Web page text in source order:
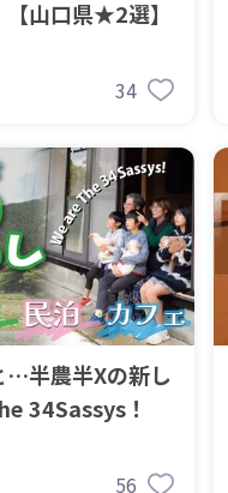
山口県★2選】
34
…半農半Xの新し
34Sassys！
56